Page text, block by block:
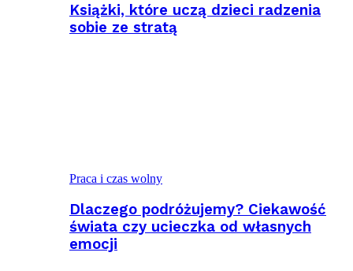
Książki, które uczą dzieci radzenia
sobie ze stratą
Praca i czas wolny
Dlaczego podróżujemy? Ciekawość
świata czy ucieczka od własnych
emocji